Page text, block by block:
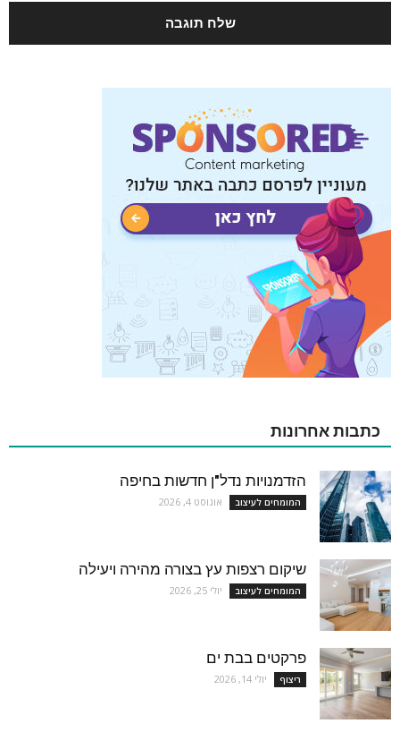
כתבות אחרונות
הזדמנויות נדל"ן חדשות בחיפה
המומחים לעיצוב אוגוסט 4, 2026
שיקום רצפות עץ בצורה מהירה ויעילה
המומחים לעיצוב יולי 25, 2026
פרקטים בבת ים
ריצוף יולי 14, 2026